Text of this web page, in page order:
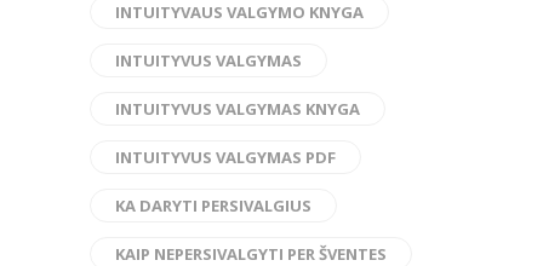
INTUITYVAUS VALGYMO KNYGA
INTUITYVUS VALGYMAS
INTUITYVUS VALGYMAS KNYGA
INTUITYVUS VALGYMAS PDF
KA DARYTI PERSIVALGIUS
KAIP NEPERSIVALGYTI PER ŠVENTES